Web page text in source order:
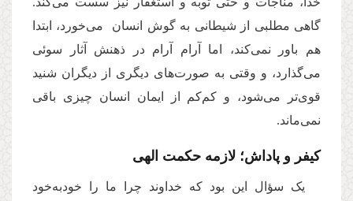
گاهی مطلبی از شیطانی به گوش انسان می‌خورد، ابتدا
هم باور نمی‌کند، اما آرام آرام در ذهنش آثار سوئی
می‌گذارد، و وقتی به صورت‌های دیگری از دیگران شنید
قوی‌تر می‌شود، و کم‌کم از ایمان انسان چیزی باقی
نمی‌ماند.
کیفر و پاداش؛ لازمه حکمت الهی
یک سؤال این بود که خداوند چرا ما را خودبه‌خود